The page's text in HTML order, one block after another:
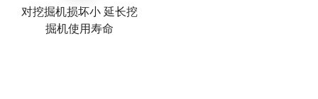
对挖掘机损坏小 延长挖
掘机使用寿命